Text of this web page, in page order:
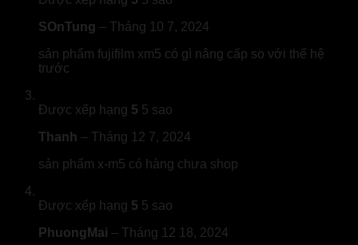
SOnTung –
Tháng 10 7, 2024
sản phẩm fujifilm xm5 có gì nâng cấp so với thể hệ
trước
Được xếp hạng 5 5 sao
Thanh –
Tháng 12 7, 2024
sản phẩm x-m5 có hàng chưa shop
Được xếp hạng 5 5 sao
PhuongMai –
Tháng 12 18, 2024